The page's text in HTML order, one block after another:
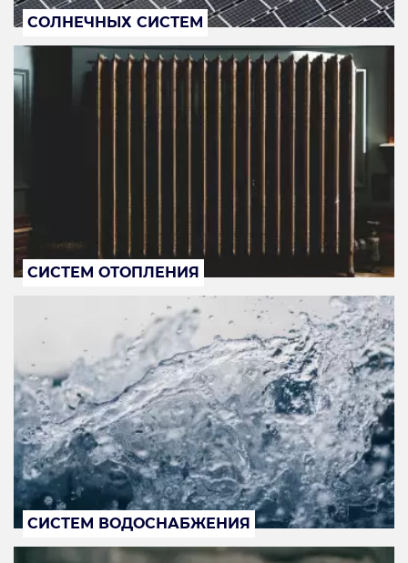
СОЛНЕЧНЫХ СИСТЕМ
СИСТЕМ ОТОПЛЕНИЯ
СИСТЕМ ВОДОСНАБЖЕНИЯ